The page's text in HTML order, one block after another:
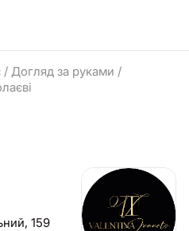
/ Догляд за руками /
159